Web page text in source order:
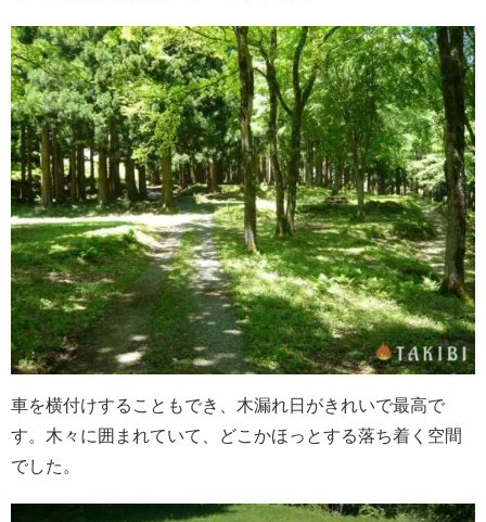
車を横付けすることもでき、木漏れ日がきれいで最高で
す。木々に囲まれていて、どこかほっとする落ち着く空間
でした。